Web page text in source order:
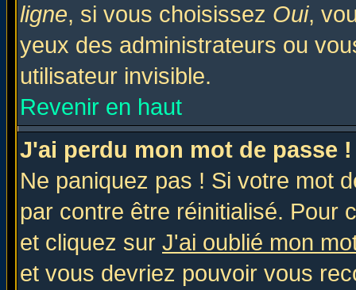
ligne, si vous choisissez Oui,
yeux des administrateurs ou
utilisateur invisible.
Revenir en haut
J'ai perdu mon mot de passe !
Ne paniquez pas ! Si votre mot
par contre être réinitialisé. Pour
et cliquez sur J'ai oublié mon
et vous devriez pouvoir vous